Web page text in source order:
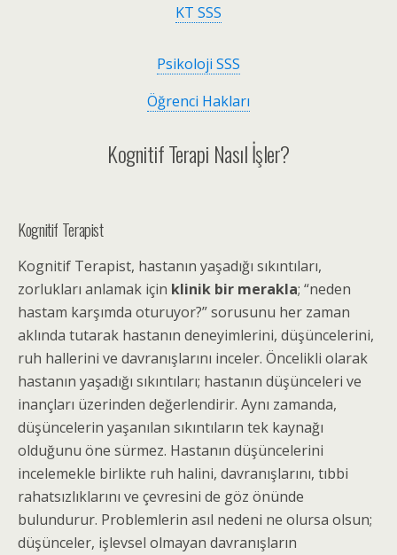
KT SSS
Psikoloji SSS
Öğrenci Hakları
Kognitif Terapi Nasıl İşler?
Kognitif Terapist
Kognitif Terapist, hastanın yaşadığı sıkıntıları,
zorlukları anlamak için klinik bir merakla; “neden
hastam karşımda oturuyor?” sorusunu her zaman
aklında tutarak hastanın deneyimlerini, düşüncelerini,
ruh hallerini ve davranışlarını inceler. Öncelikli olarak
hastanın yaşadığı sıkıntıları; hastanın düşünceleri ve
inançları üzerinden değerlendirir. Aynı zamanda,
düşüncelerin yaşanılan sıkıntıların tek kaynağı
olduğunu öne sürmez. Hastanın düşüncelerini
incelemekle birlikte ruh halini, davranışlarını, tıbbi
rahatsızlıklarını ve çevresini de göz önünde
bulundurur. Problemlerin asıl nedeni ne olursa olsun;
düşünceler, işlevsel olmayan davranışların